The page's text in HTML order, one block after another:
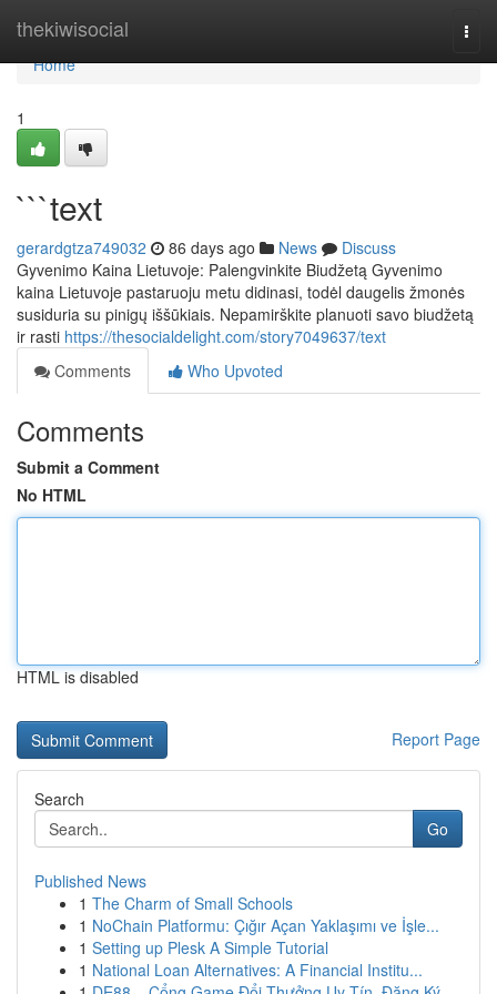
thekiwisocial
Home
Home
1
```text
gerardgtza749032 86 days ago News
Discuss
Gyvenimo Kaina Lietuvoje: Palengvinkite Biudžetą Gyvenimo
kaina Lietuvoje pastaruoju metu didinasi, todėl daugelis žmonės
susiduria su pinigų iššūkiais. Nepamirškite planuoti savo biudžetą
ir rasti https://thesocialdelight.com/story7049637/text
Comments
Who Upvoted
Comments
Submit a Comment
No HTML
HTML is disabled
Report Page
Search
Go
Published News
1 The Charm of Small Schools
1 NoChain Platformu: Çığır Açan Yaklaşımı ve İşle...
1 Setting up Plesk A Simple Tutorial
1 National Loan Alternatives: A Financial Institu...